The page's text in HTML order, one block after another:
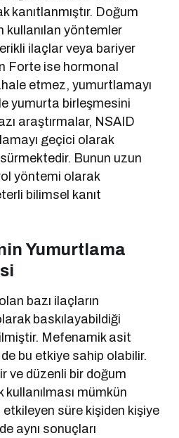
kanıtlanmıştır. Doğum
kullanılan yöntemler
ilaçlar veya bariyer
Forte ise hormonal
etmez, yumurtlamayı
yumurta birleşmesini
araştırmalar, NSAID
geçici olarak
Bunun uzun
yöntemi olarak
bilimsel kanıt
Yumurtlama
bazı ilaçların
baskılayabildiği
Mefenamik asit
bu etkiye sahip olabilir.
ve düzenli bir doğum
mümkün
etkileyen süre kişiden kişiye
aynı sonuçları